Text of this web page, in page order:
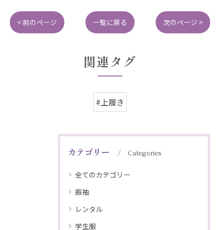
< 前のページ 一覧に戻る 次のページ >
関連タグ
#上履き
カテゴリー Categories
全てのカテゴリー
振袖
レンタル
学生服